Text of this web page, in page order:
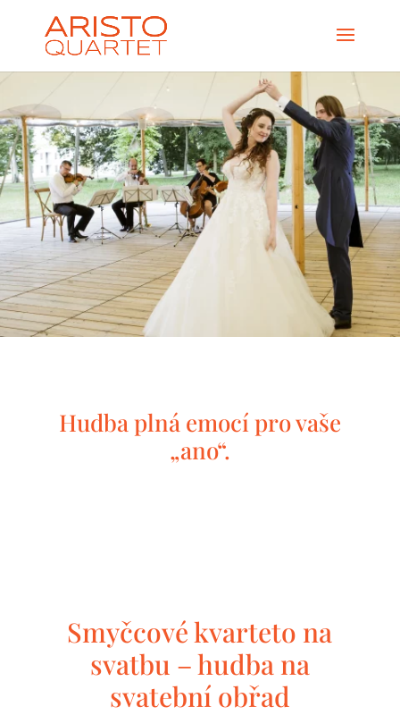
Hudba plná emocí pro vaše
„ano“.
Smyčcové kvarteto na
svatbu – hudba na
svatební obřad